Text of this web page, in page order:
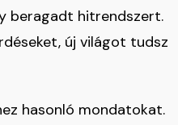
beragadt hitrendszert.
új világot tudsz
hasonló mondatokat.